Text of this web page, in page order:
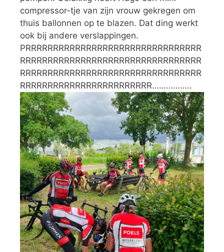
compressor-tje van zijn vrouw gekregen om
thuis ballonnen op te blazen. Dat ding werkt
ook bij andere verslappingen.
PRRRRRRRRRRRRRRRRRRRRRRRRRRRRRRRR
RRRRRRRRRRRRRRRRRRRRRRRRRRRRRRRRR
RRRRRRRRRRRRRRRRRRRRRRRRRRRRRRRRR
RRRRRRRRRRRRRRRRRRRRRRRR……………..